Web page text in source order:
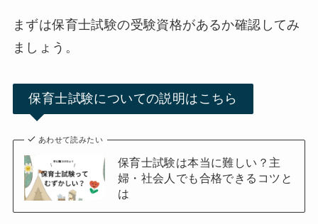
まずは保育士試験の受験資格があるか確認してみ
ましょう。
保育士試験についての説明はこちら
あわせて読みたい
保育士試験は本当に難しい？主
婦・社会人でも合格できるコツと
は